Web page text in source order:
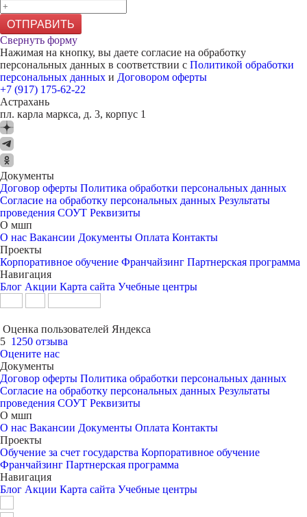
ОТПРАВИТЬ
Свернуть форму
Нажимая на кнопку, вы даете согласие на обработку
персональных данных в соответствии с Политикой обработки
персональных данных и Договором оферты
+7 (917) 175-62-22
Астрахань
пл. карла маркса, д. 3, корпус 1
Документы
Договор оферты Политика обработки персональных данных
Согласие на обработку персональных данных Результаты
проведения СОУТ Реквизиты
О мшп
О нас Вакансии Документы Оплата Контакты
Проекты
Корпоративное обучение Франчайзинг Партнерская программа
Навигация
Блог Акции Карта сайта Учебные центры
Оценка пользователей Яндекса
5 1250 отзыва
Оцените нас
Документы
Договор оферты Политика обработки персональных данных
Согласие на обработку персональных данных Результаты
проведения СОУТ Реквизиты
О мшп
О нас Вакансии Документы Оплата Контакты
Проекты
Обучение за счет государства Корпоративное обучение
Франчайзинг Партнерская программа
Навигация
Блог Акции Карта сайта Учебные центры